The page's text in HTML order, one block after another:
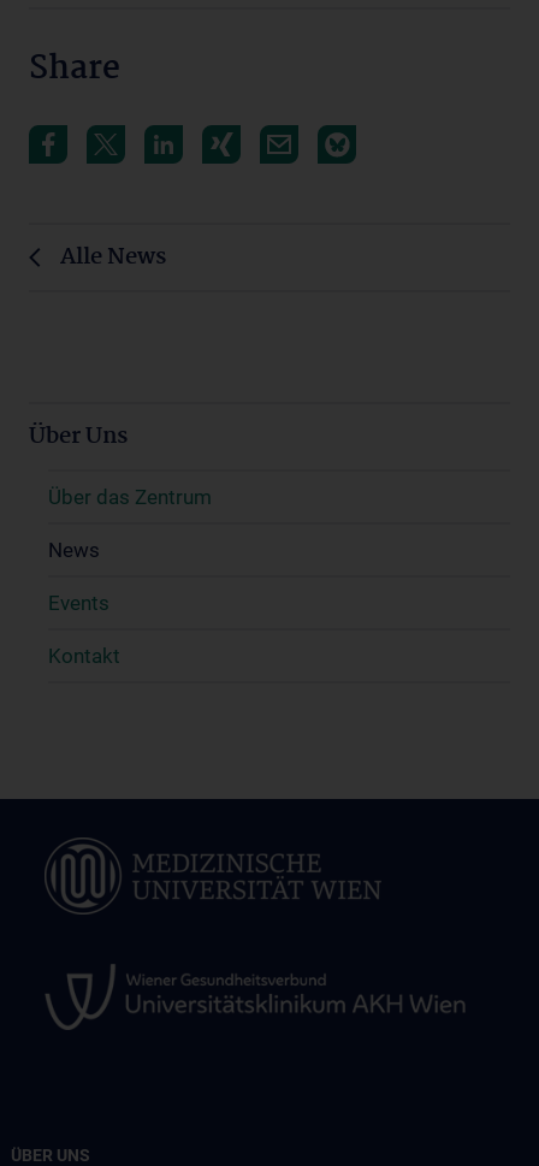
Share
Alle News
Über Uns
Über das Zentrum
News
Events
Kontakt
ÜBER UNS